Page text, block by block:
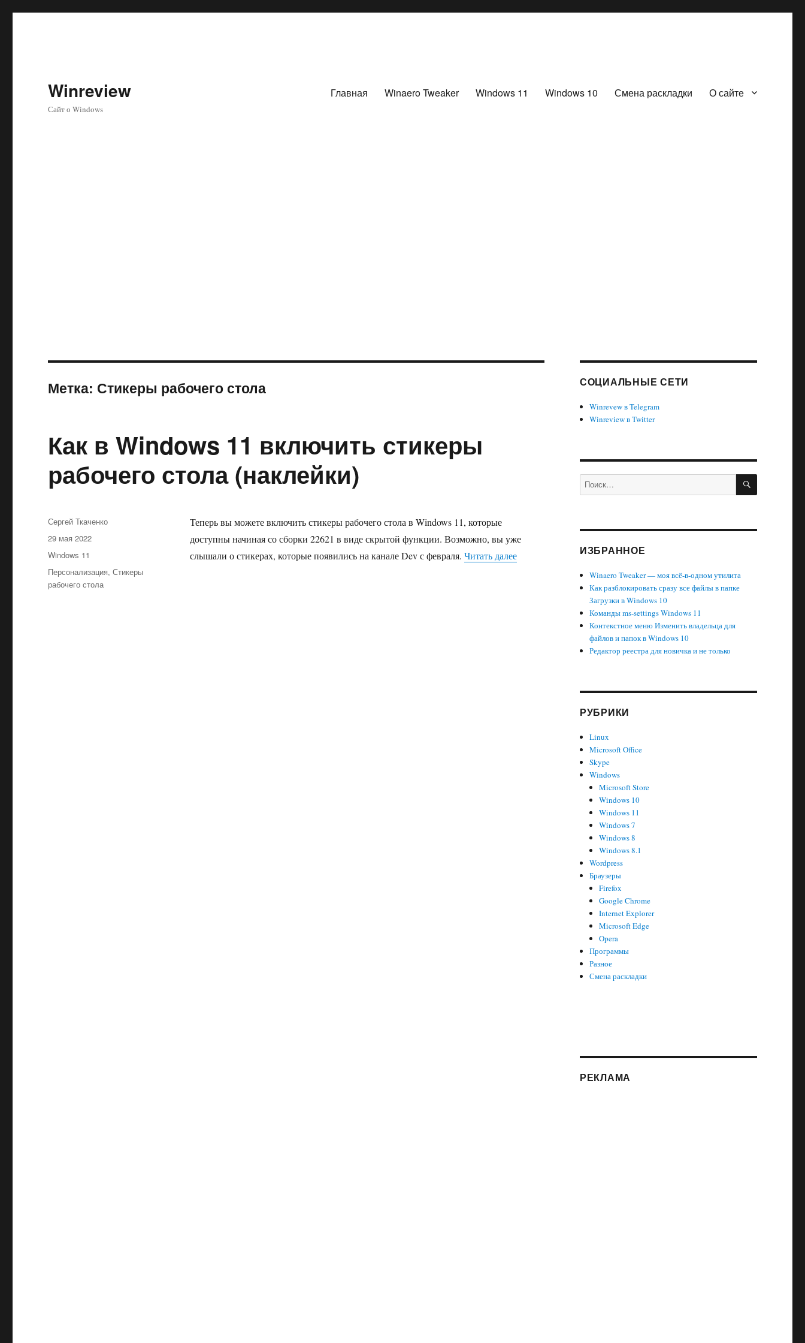
Winreview
Сайт о Windows
Главная Winaero Tweaker Windows 11 Windows 10 Смена раскладки О сайте
Метка: Стикеры рабочего стола
Как в Windows 11 включить стикеры
рабочего стола (наклейки)
Теперь вы можете включить стикеры рабочего стола в Windows 11, которые
доступны начиная со сборки 22621 в виде скрытой функции. Возможно, вы уже
слышали о стикерах, которые появились на канале Dev с февраля. Читать далее«Как в Windows 11 включить стикеры рабочего стола (наклейки)»
Автор
Сергей Ткаченко
Опубликовано
29 мая 2022
Рубрики
Windows 11
Метки
Персонализация,Стикеры
рабочего стола
СОЦИАЛЬНЫЕ СЕТИ
Winrevew в Telegram
Winreview в Twitter
Искать: ПОИСК
ИЗБРАННОЕ
Winaero Tweaker — моя всё-в-одном утилита
Как разблокировать сразу все файлы в папке
Загрузки в Windows 10
Команды ms-settings Windows 11
Контекстное меню Изменить владельца для
файлов и папок в Windows 10
Редактор реестра для новичка и не только
РУБРИКИ
Linux
Microsoft Office
Skype
Windows
Microsoft Store
Windows 10
Windows 11
Windows 7
Windows 8
Windows 8.1
Wordpress
Браузеры
Firefox
Google Chrome
Internet Explorer
Microsoft Edge
Opera
Программы
Разное
Смена раскладки
РЕКЛАМА